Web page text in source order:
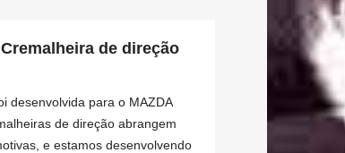
de direção
desenvolvida para o MAZDA
de direção abrangem
e estamos desenvolvendo